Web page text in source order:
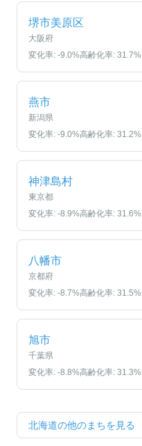
堺市美原区
大阪府
変化率: -9.0%高齢化率: 31.7%
燕市
新潟県
変化率: -9.0%高齢化率: 31.2%
神津島村
東京都
変化率: -8.9%高齢化率: 31.6%
八幡市
京都府
変化率: -8.7%高齢化率: 31.5%
旭市
千葉県
変化率: -8.8%高齢化率: 31.3%
北海道の他のまちを見る